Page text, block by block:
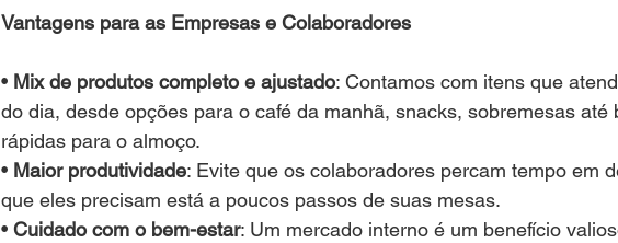
Vantagens para as Empresas e Colaboradores
• Mix de produtos completo e ajustado: Contamos com itens que
do dia, desde opções para o café da manhã, snacks, sobremesas até
rápidas para o almoço.
• Maior produtividade: Evite que os colaboradores percam tempo em
que eles precisam está a poucos passos de suas mesas.
• Cuidado com o bem-estar: Um mercado interno é um benefício